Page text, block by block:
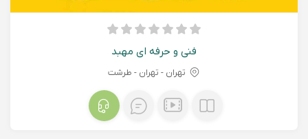
فنی و حرفه ای مهبد
تهران - تهران - طرشت